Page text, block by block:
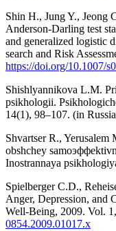
Shin H., Jung Y., Jeong
Anderson-Darling test
and generalized logistic
search and Risk
https://doi.org/10.1007/
Shishlyannikova L.M.
psikhologii.
14(1), 98–107. (in
Shvartser R.,
obshchey
Inostrannaya
Spielberger C.D.,
Anger, Depression, and
Well-Being, 2009. Vol.
0854.2009.01017.x